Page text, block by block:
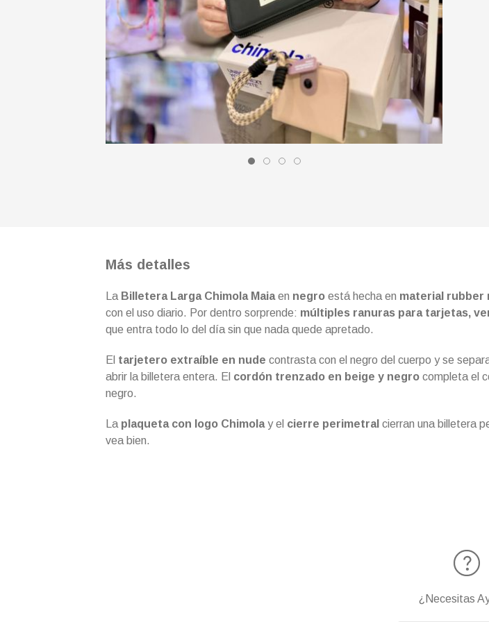
Más detalles
La Billetera Larga Chimola Maiaen negro está hecha en material rubber
con el uso diario. Por dentro sorprende: múltiples ranuras para tarjetas,
que entra todo lo del día sin que nada quede apretado.
El tarjetero extraíble en nude contrasta con el negro del cuerpo y se
abrir la billetera entera. El cordón trenzado en beige y negro completa el
negro.
La plaqueta con logo Chimolay el cierre perimetral cierran una billetera
vea bien.
¿Necesitas